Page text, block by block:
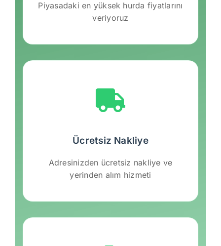
Piyasadaki en yüksek hurda fiyatlarını
veriyoruz
Ücretsiz Nakliye
Adresinizden ücretsiz nakliye ve
yerinden alım hizmeti